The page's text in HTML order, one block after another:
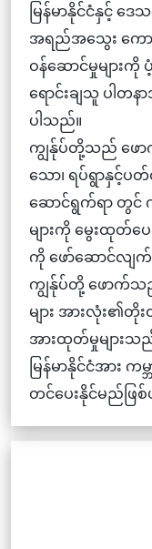
မြန်မာနိုင်ငံနှင့်
အရည်အသွေး ကော
ဝန်ဆောင်မှုများကို
ရောင်းချသူ ပါတန
ပါသည်။
ကျွန်ုပ်တို့သည် ဖော
သော၊ ရပ်ရွာနှင့်ပတ်
ဆောင်ရွက်ရာ တွင်
များကို မွေးထုတ်ပေ
ကို ဖော်ဆောင်လျ
ကျွန်ုပ်တို့ ဖောက်သ
များ အားလုံး၏တို
အားထုတ်မှုများသ
မြန်မာနိုင်ငံအား က
တင်ပေးနိုင်မည်ဖြ